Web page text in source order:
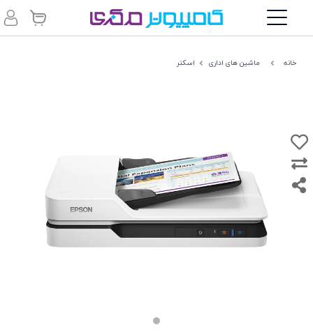
خانه ماشین های اداری اسکنر